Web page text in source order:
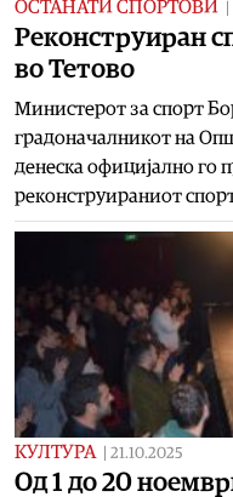
ОСТАНАТИ СПОРТОВИ
Реконструиран
во Тетово
Министерот за спорт
градоначалникот на
денеска официјално го
реконструираниот
КУЛТУРА 21.10.2025
Од 1 до 20